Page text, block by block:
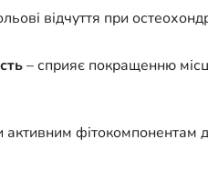
відчуття при
– сприяє покращенню
активним фітокомпонентам